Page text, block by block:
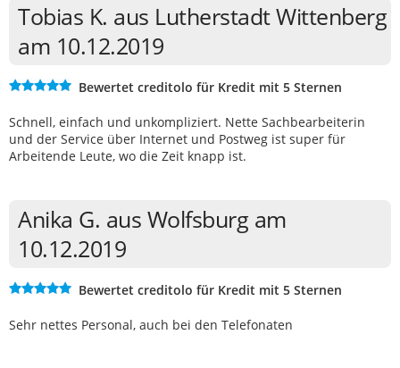
Tobias K. aus Lutherstadt Wittenberg
am 10.12.2019
Bewertet creditolo für Kredit mit 5 Sternen
Schnell, einfach und unkompliziert. Nette Sachbearbeiterin
und der Service über Internet und Postweg ist super für
Arbeitende Leute, wo die Zeit knapp ist.
Anika G. aus Wolfsburg am
10.12.2019
Bewertet creditolo für Kredit mit 5 Sternen
Sehr nettes Personal, auch bei den Telefonaten